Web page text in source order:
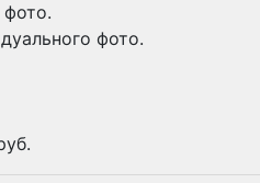
фото.